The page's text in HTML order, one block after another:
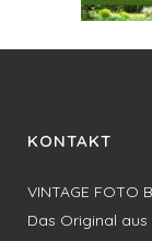
KONTAKT
VINTAGE FOTO
Das Original aus